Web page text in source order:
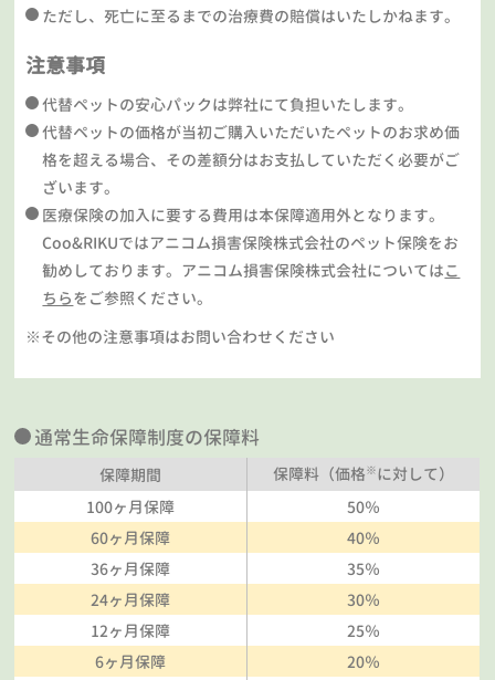
ただし、死亡に至るまでの治療費の賠償はいたしかねます。
注意事項
代替ペットの安心パックは弊社にて負担いたします。
代替ペットの価格が当初ご購入いただいたペットのお求め価
格を超える場合、その差額分はお支払していただく必要がご
ざいます。
医療保険の加入に要する費用は本保障適用外となります。
Coo&RIKUではアニコム損害保険株式会社のペット保険をお
勧めしております。アニコム損害保険株式会社についてはこ
ちらをご参照ください。
※その他の注意事項はお問い合わせください
通常生命保障制度の保障料
保障期間 保障料（価格※に対して）
100ヶ月保障
50％
60ヶ月保障
40％
36ヶ月保障
35％
24ヶ月保障
30％
12ヶ月保障
25％
6ヶ月保障
20％